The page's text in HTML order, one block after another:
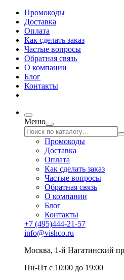
Промокоды
Доставка
Оплата
Как сделать заказ
Частые вопросы
Обратная связь
О компании
Блог
Контакты
Меню
Промокоды
Доставка
Оплата
Как сделать заказ
Частые вопросы
Обратная связь
О компании
Блог
Контакты
+7 (495)444-21-57
info@vishco.ru
Москва, 1-й Нагатинский
Пн-Пт с 10:00 до 19:00